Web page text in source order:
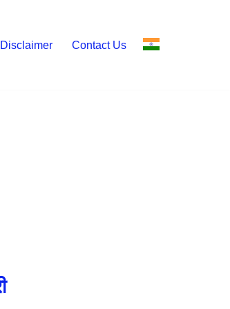
Disclaimer Contact Us